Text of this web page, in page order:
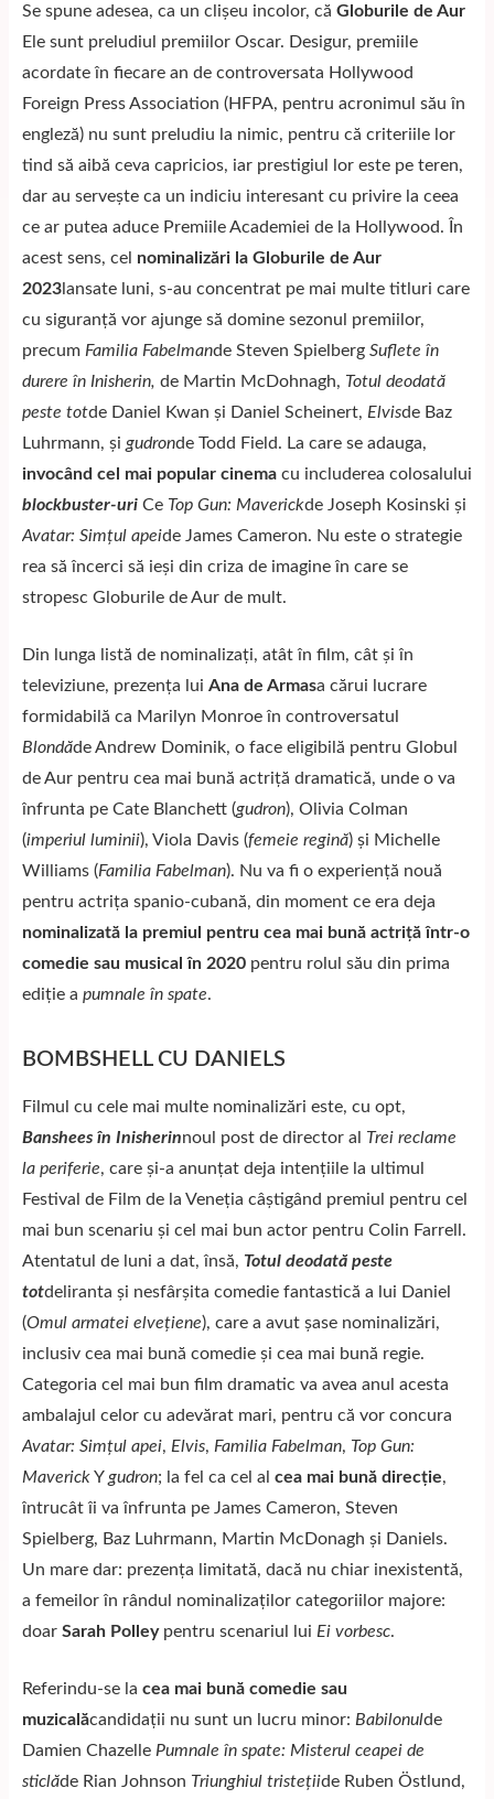
Se spune adesea, ca un clișeu incolor, că Globurile de Aur
Ele sunt preludiul premiilor Oscar. Desigur, premiile
acordate în fiecare an de controversata Hollywood
Foreign Press Association (HFPA, pentru acronimul său în
engleză) nu sunt preludiu la nimic, pentru că criteriile lor
tind să aibă ceva capricios, iar prestigiul lor este pe teren,
dar au servește ca un indiciu interesant cu privire la ceea
ce ar putea aduce Premiile Academiei de la Hollywood. În
acest sens, cel nominalizări la Globurile de Aur
2023 lansate luni, s-au concentrat pe mai multe titluri care
cu siguranță vor ajunge să domine sezonul premiilor,
precum Familia Fabelmande Steven Spielberg Suflete în
durere în Inisherin, de Martin McDohnagh, Totul deodată
peste totde Daniel Kwan și Daniel Scheinert, Elvisde Baz
Luhrmann, și gudronde Todd Field. La care se adauga,
invocând cel mai popular cinema cu includerea colosalului
blockbuster-uri Ce Top Gun: Maverickde Joseph Kosinski și
Avatar: Simțul apeide James Cameron. Nu este o strategie
rea să încerci să ieși din criza de imagine în care se
stropesc Globurile de Aur de mult.
Din lunga listă de nominalizați, atât în ​​film, cât și în
televiziune, prezența lui Ana de Armasa cărui lucrare
formidabilă ca Marilyn Monroe în controversatul
Blondăde Andrew Dominik, o face eligibilă pentru Globul
de Aur pentru cea mai bună actriță dramatică, unde o va
înfrunta pe Cate Blanchett (gudron), Olivia Colman
(imperiul luminii), Viola Davis (femeie regină) și Michelle
Williams (Familia Fabelman). Nu va fi o experiență nouă
pentru actrița spanio-cubană, din moment ce era deja
nominalizată la premiul pentru cea mai bună actriță într-o
comedie sau musical în 2020 pentru rolul său din prima
ediție a pumnale în spate.
BOMBSHELL CU DANIELS
Filmul cu cele mai multe nominalizări este, cu opt,
Banshees în Inisherinnoul post de director al Trei reclame
la periferie, care și-a anunțat deja intențiile la ultimul
Festival de Film de la Veneția câștigând premiul pentru cel
mai bun scenariu și cel mai bun actor pentru Colin Farrell.
Atentatul de luni a dat, însă, Totul deodată peste
totdeliranta și nesfârșita comedie fantastică a lui Daniel
(Omul armatei elvețiene), care a avut șase nominalizări,
inclusiv cea mai bună comedie și cea mai bună regie.
Categoria cel mai bun film dramatic va avea anul acesta
ambalajul celor cu adevărat mari, pentru că vor concura
Avatar: Simțul apei, Elvis, Familia Fabelman, Top Gun:
MaverickYgudron; la fel ca cel al cea mai bună direcție,
întrucât îi va înfrunta pe James Cameron, Steven
Spielberg, Baz Luhrmann, Martin McDonagh și Daniels.
Un mare dar: prezența limitată, dacă nu chiar inexistentă,
a femeilor în rândul nominalizaților categoriilor majore:
doar Sarah Polleypentru scenariul lui Ei vorbesc.
Referindu-se la cea mai bună comedie sau
muzicalăcandidații nu sunt un lucru minor: Babilonulde
Damien Chazelle Pumnale în spate: Misterul ceapei de
sticlăde Rian Johnson Triunghiul tristețiide Ruben Östlund,